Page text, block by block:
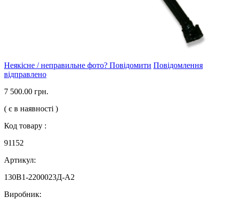
Неякісне / неправильне фото? Повідомити Повідомлення
відправлено
7 500.00 грн.
( є в наявності )
Код товару :
91152
Артикул:
130В1-2200023Д-А2
Виробник: